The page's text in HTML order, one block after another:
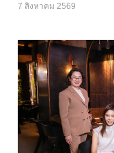
7 สิงหาคม 2569